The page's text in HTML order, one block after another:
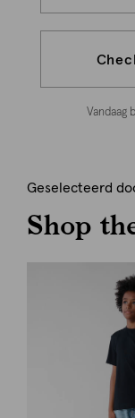
Vandaag
Geselecteerd
Shop